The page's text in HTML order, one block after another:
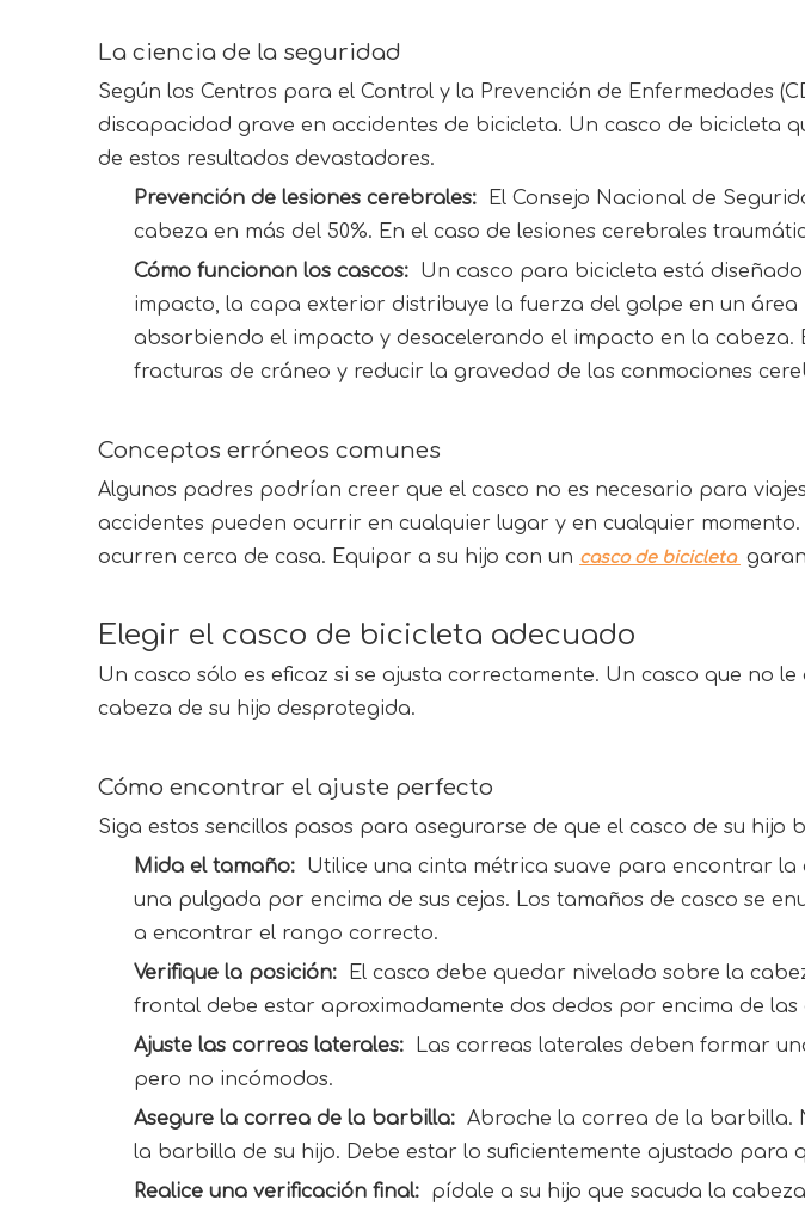
La ciencia de la seguridad
Según los Centros para el Control y la Prevención de Enfermedades
discapacidad grave en accidentes de bicicleta. Un casco de bicicleta
de estos resultados devastadores.
Prevención de lesiones cerebrales:
El Consejo Nacional de
cabeza en más del 50%. En el caso de lesiones cerebrales
Cómo funcionan los cascos:
Un casco para bicicleta está
impacto, la capa exterior distribuye la fuerza del golpe en un área
absorbiendo el impacto y desacelerando el impacto en la
fracturas de cráneo y reducir la gravedad de las conmociones
Conceptos erróneos comunes
Algunos padres podrían creer que el casco no es necesario para
accidentes pueden ocurrir en cualquier lugar y en cualquier
ocurren cerca de casa. Equipar a su hijo con un casco de bicicleta
Elegir el casco de bicicleta adecuado
Un casco sólo es eficaz si se ajusta correctamente. Un casco que no
cabeza de su hijo desprotegida.
Cómo encontrar el ajuste perfecto
Siga estos sencillos pasos para asegurarse de que el casco de su hijo
Mida el tamaño:
Utilice una cinta métrica suave para encontrar
una pulgada por encima de sus cejas. Los tamaños de casco se
a encontrar el rango correcto.
Verifique la posición:
El casco debe quedar nivelado sobre la
frontal debe estar aproximadamente dos dedos por encima de
Ajuste las correas laterales:
Las correas laterales deben formar
pero no incómodos.
Asegure la correa de la barbilla: Abroche la correa de la barbilla.
la barbilla de su hijo. Debe estar lo suficientemente ajustado para
Realice una verificación final:
pídale a su hijo que sacuda la